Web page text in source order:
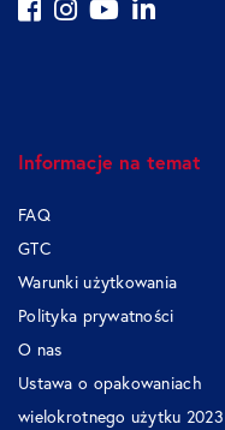
Informacje na temat
FAQ
GTC
Warunki użytkowania
Polityka prywatności
O nas
Ustawa o opakowaniach
wielokrotnego użytku 2023